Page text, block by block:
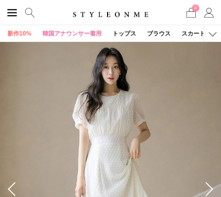
0
新作10% 韓国アナウンサー着用 トップス ブラウス スカート